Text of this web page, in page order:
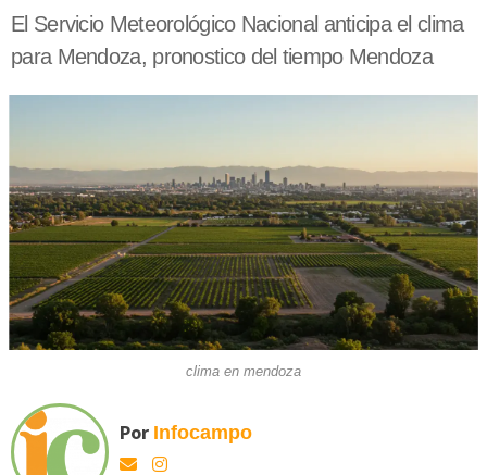
El Servicio Meteorológico Nacional anticipa el clima
para Mendoza, pronostico del tiempo Mendoza
clima en mendoza
Por Infocampo